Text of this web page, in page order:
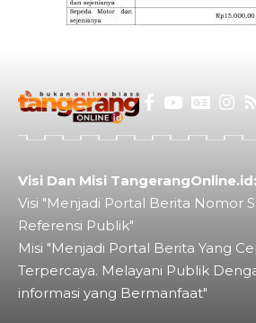
Visi Dan Misi TangerangOnline.id:
Visi "Menjadi Portal Berita Nomor
Referensi Publik"
Misi "Menjadi Portal Berita Yang
Terpercaya. Melayani Publik
informasi yang Bermanfaat"